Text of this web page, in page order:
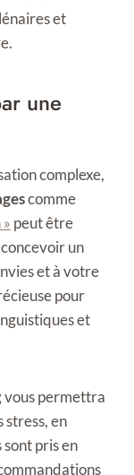
et
une
complexe,
comme
peut être
un
et à votre
pour
et
vous permettra
en
pris en